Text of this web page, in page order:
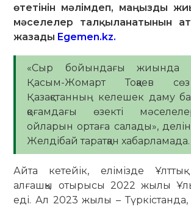
өтетінін мәлімдеп, маңызды
мәселелер талқыланатынын
жазады Egemen.kz.
«Сыр бойындағы жиында
Қасым-Жомарт Тоқаев
Қазақстанның келешек даму
қоғамдағы өзекті
ойларын ортаға салады»,
Желдібай таратқан хабарламада.
Айта кетейік, елімізде Ұлттық
алғашқы отырысы 2022 жылы
еді. Ал 2023 жылы –